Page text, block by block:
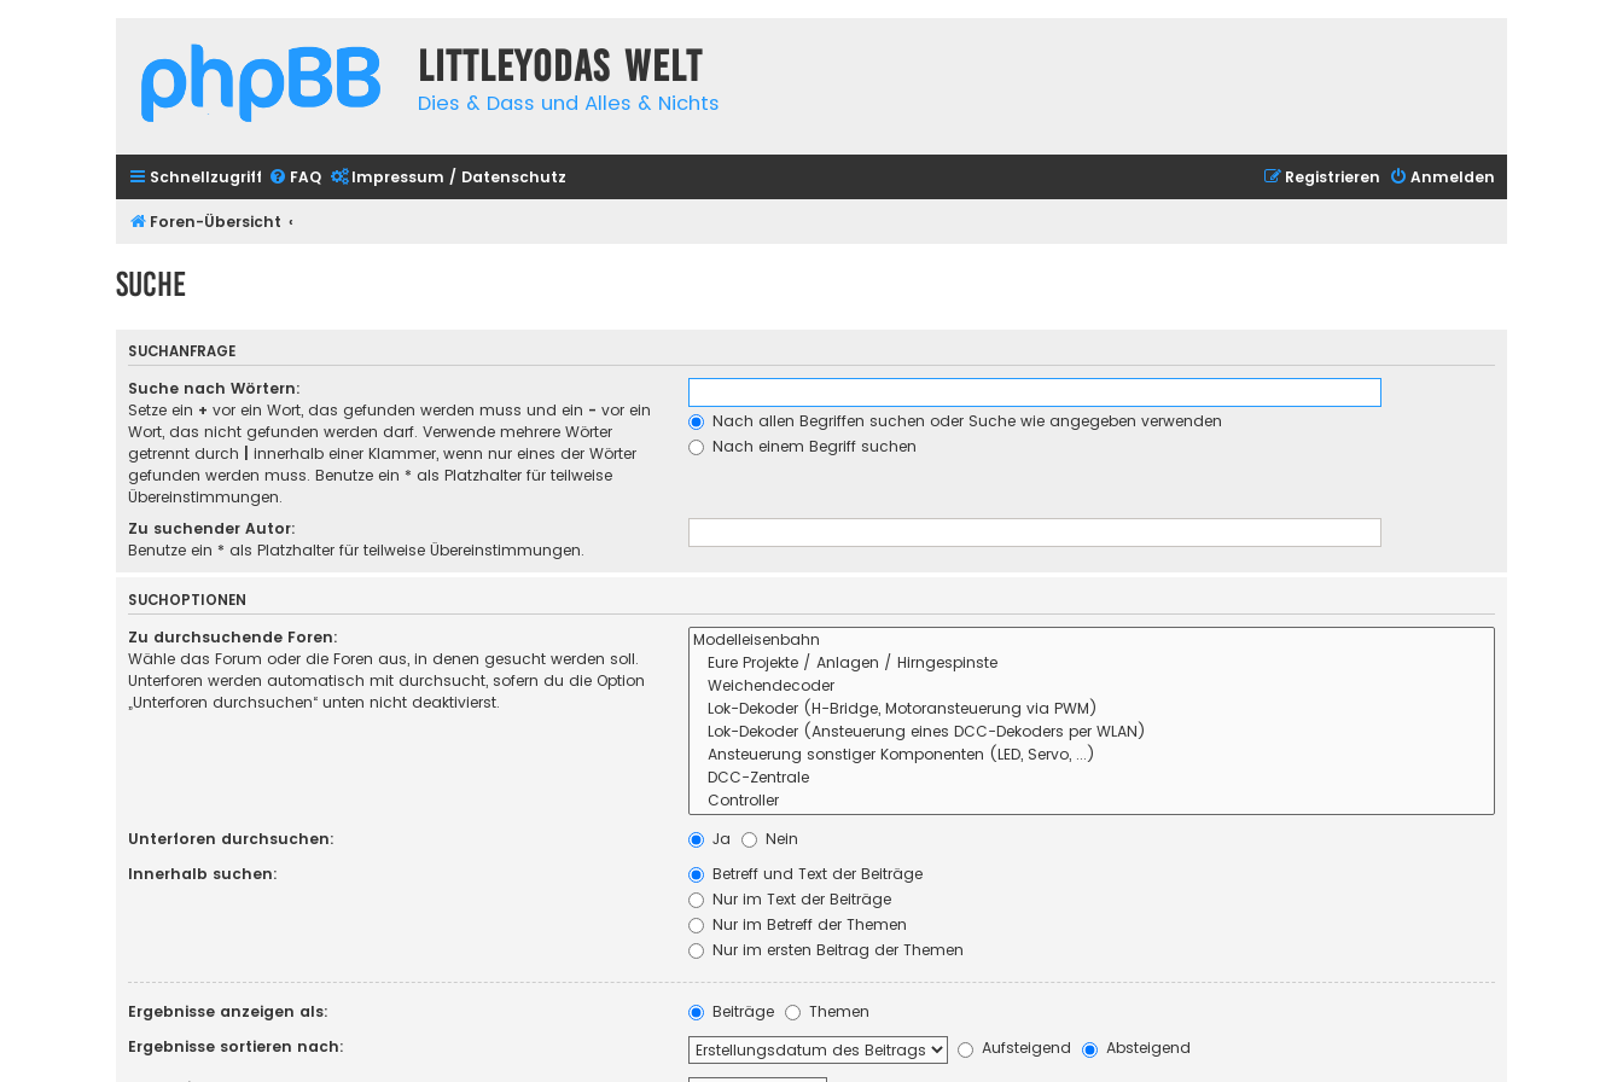
Littleyodas Welt
Dies & Dass und Alles & Nichts
Schnellzugriff FAQ Impressum / Datenschutz Anmelden
Registrieren
Foren-Übersicht
Suche
SUCHANFRAGE
Suche nach Wörtern:
Setze ein + vor ein Wort, das gefunden werden muss und ein - vor ein
Wort, das nicht gefunden werden darf. Verwende mehrere Wörter
getrennt durch
innerhalb einer Klammer, wenn nur eines der Wörter
gefunden werden muss. Benutze ein * als Platzhalter für teilweise
Übereinstimmungen.
Nach allen Begriffen suchen oder Suche wie angegeben verwenden
Nach einem Begriff suchen
Zu suchender Autor:
Benutze ein * als Platzhalter für teilweise Übereinstimmungen.
SUCHOPTIONEN
Zu durchsuchende Foren:
Wähle das Forum oder die Foren aus, in denen gesucht werden soll.
Unterforen werden automatisch mit durchsucht, sofern du die Option
„Unterforen durchsuchen“ unten nicht deaktivierst.
Unterforen durchsuchen: Ja
Nein
Innerhalb suchen:
Betreff und Text der Beiträge
Nur im Text der Beiträge
Nur im Betreff der Themen
Nur im ersten Beitrag der Themen
Ergebnisse anzeigen als: Beiträge
Themen
Ergebnisse sortieren nach:
Aufsteigend
Absteigend